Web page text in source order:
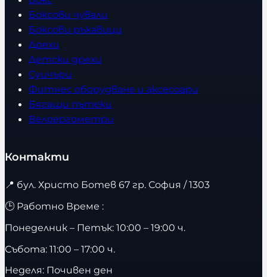
Боксови чували
Боксови ръкавици
Дрехи
Детски дрехи
Суичъри
Фитнес оборудване и аксесоари
Бягащи пътеки
Велоергометри
Контакти
📍 бул. Христо Ботев 67 гр. София / 1303
🕒 Работно Време :
Понеделник – Петък: 10:00 – 19:00 ч.
Събота: 11:00 – 17:00 ч.
Неделя: Почивен ден